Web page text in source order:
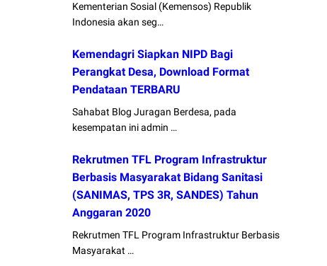
Kementerian Sosial (Kemensos) Republik
Indonesia akan seg…
Kemendagri Siapkan NIPD Bagi
Perangkat Desa, Download Format
Pendataan TERBARU
Sahabat Blog Juragan Berdesa, pada
kesempatan ini admin …
Rekrutmen TFL Program Infrastruktur
Berbasis Masyarakat Bidang Sanitasi
(SANIMAS, TPS 3R, SANDES) Tahun
Anggaran 2020
Rekrutmen TFL Program Infrastruktur Berbasis
Masyarakat …